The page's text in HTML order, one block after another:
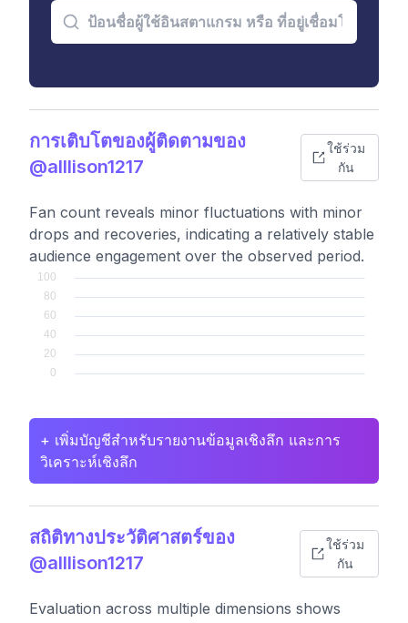
การเติบโตของผู้ติดตามของ
@alllison1217
ใช้ร่วม
กัน
Fan count reveals minor fluctuations with minor
drops and recoveries, indicating a relatively stable
audience engagement over the observed period.
+ เพิ่มบัญชีสำหรับรายงานข้อมูลเชิงลึก และการ
วิเคราะห์เชิงลึก
สถิติทางประวัติศาสตร์ของ
@alllison1217
ใช้ร่วม
กัน
Evaluation across multiple dimensions shows